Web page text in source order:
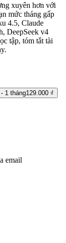
xuyên hơn với
mức tháng gấp
4.5, Claude
DeepSeek v4
tập, tóm tắt tài
1 tháng129.000 ₫
email